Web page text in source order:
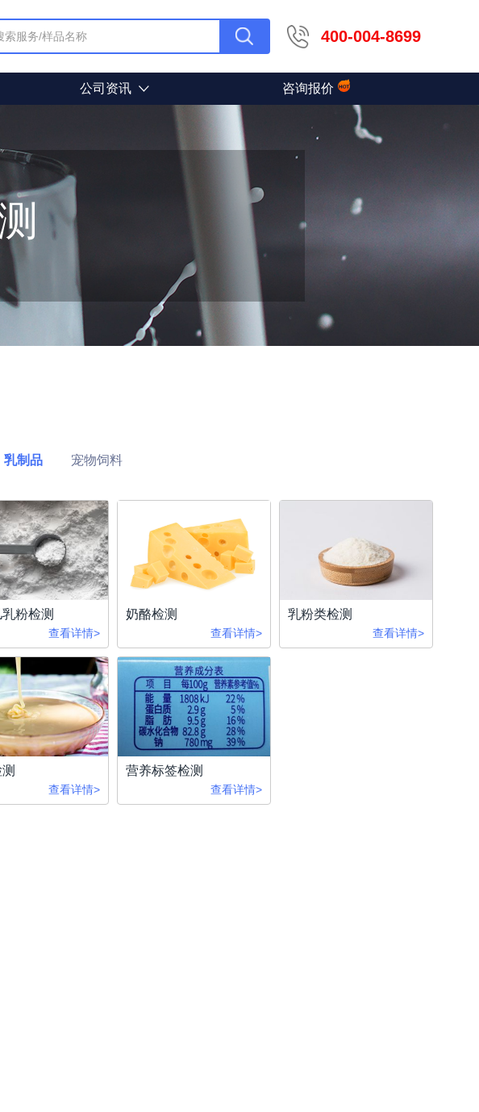
400-004-8699
公司资讯 咨询报价
乳制品 宠物饲料
粉检测
查看详情>
奶酪检测
查看详情>
乳粉类检测
查看详情>
查看详情>
营养标签检测
查看详情>